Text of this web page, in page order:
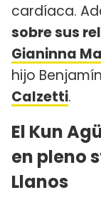
cardíaca.
sobre sus
Gianinna
hijo
Calzetti.
El Kun
en pleno
Llanos